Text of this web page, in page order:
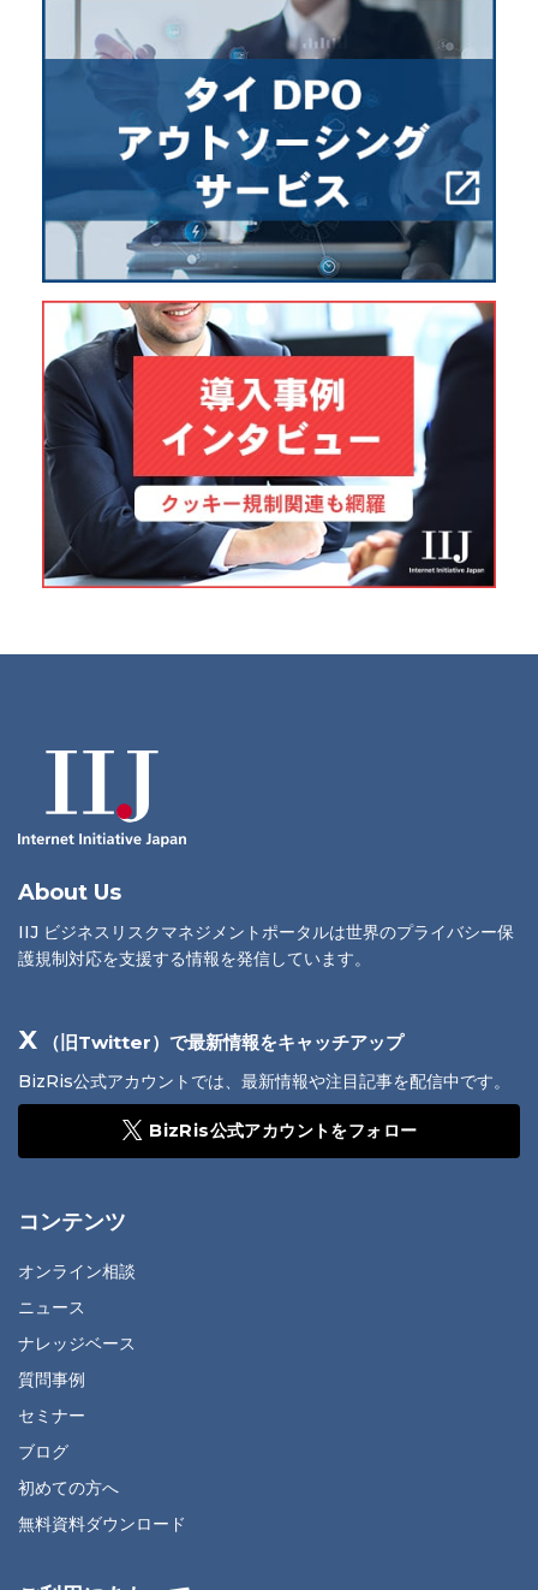
About Us
IIJ ビジネスリスクマネジメントポータルは世界のプライバシー保
護規制対応を支援する情報を発信しています。
X （旧Twitter）で最新情報をキャッチアップ
BizRis公式アカウントでは、最新情報や注目記事を配信中です。
BizRis公式アカウントをフォロー
コンテンツ
オンライン相談
ニュース
ナレッジベース
質問事例
セミナー
ブログ
初めての方へ
無料資料ダウンロード